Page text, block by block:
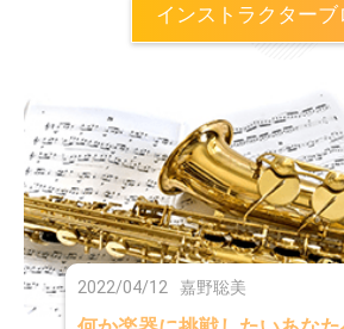
インストラクターブ
2022/04/12 嘉野聡美